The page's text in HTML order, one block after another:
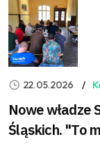
22.05.2026
Nowe władze
Śląskich. "To